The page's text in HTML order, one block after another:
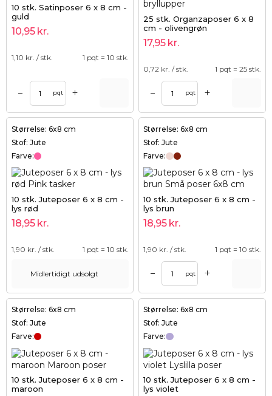
10 stk. Satinposer 6 x 8 cm -
guld
10,95 kr.
1,10 kr. / stk. 1 pqt = 10 stk.
– pqt +
25 stk. Organzaposer 6 x 8
cm - olivengrøn
17,95 kr.
0,72 kr. / stk. 1 pqt = 25 stk.
– pqt +
Størrelse: 6x8 cm
Stof: Jute
Farve:
10 stk. Juteposer 6 x 8 cm -
lys rød
18,95 kr.
1,90 kr. / stk. 1 pqt = 10 stk.
Midlertidigt udsolgt
Størrelse: 6x8 cm
Stof: Jute
Farve:
10 stk. Juteposer 6 x 8 cm -
lys brun
18,95 kr.
1,90 kr. / stk. 1 pqt = 10 stk.
– pqt +
Størrelse: 6x8 cm
Stof: Jute
Farve:
10 stk. Juteposer 6 x 8 cm -
maroon
Størrelse: 6x8 cm
Stof: Jute
Farve:
10 stk. Juteposer 6 x 8 cm -
lys violet